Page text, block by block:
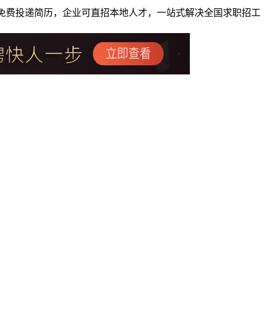
投递简历，企业可直招本地人才，一站式解决全国求职招工